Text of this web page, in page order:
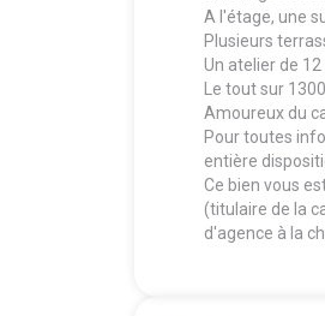
A l'étage, une
Plusieurs
Un atelier de
Le tout sur
Amoureux du
Pour toutes
entière
Ce bien vous
(titulaire de la
d'agence à la